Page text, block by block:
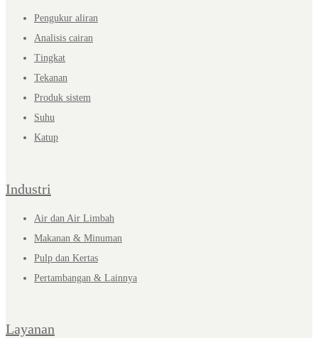
Pengukur aliran
Analisis cairan
Tingkat
Tekanan
Produk sistem
Suhu
Katup
Industri
Air dan Air Limbah
Makanan & Minuman
Pulp dan Kertas
Pertambangan & Lainnya
Layanan